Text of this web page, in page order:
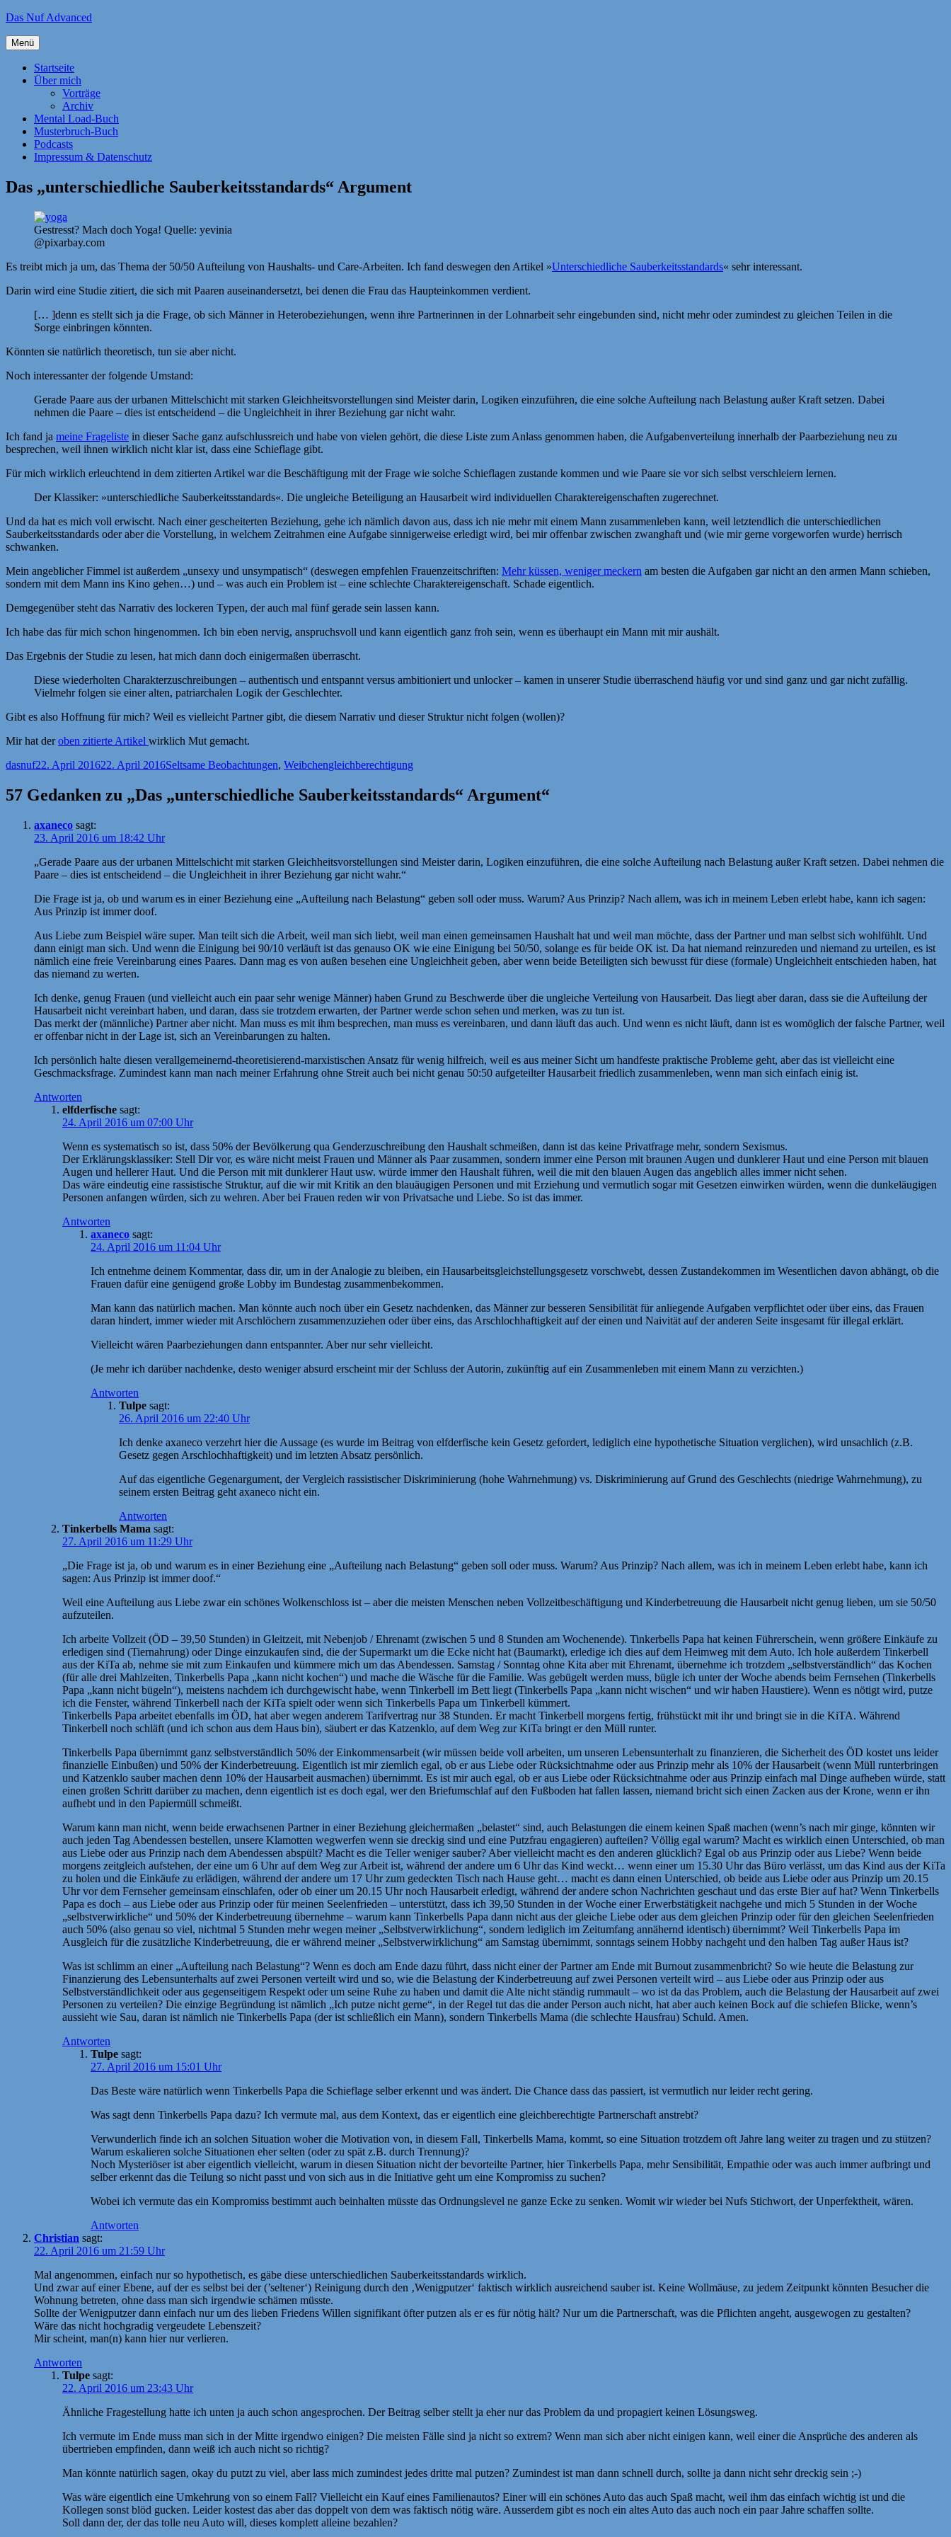
Zum
springen
Das Nuf Advanced
Menü
Startseite
Über mich
Vorträge
Archiv
Mental Load-Buch
Musterbruch-Buch
Podcasts
Impressum & Datenschutz
Das „unterschiedliche Sauberkeitsstandards“ Argument
Gestresst? Mach doch Yoga! Quelle: yevinia
@pixarbay.com
Es treibt mich ja um, das Thema der 50/50 Aufteilung von Haushalts- und Care-Arbeiten. Ich fand deswegen den Artikel »Unterschiedliche Sauberkeitsstandards« sehr interessant.
Darin wird eine Studie zitiert, die sich mit Paaren auseinandersetzt, bei denen die Frau das Haupteinkommen verdient.
[… ]denn es stellt sich ja die Frage, ob sich Männer in Heterobeziehungen, wenn ihre Partnerinnen in der Lohnarbeit sehr eingebunden sind, nicht mehr oder zumindest zu gleichen Teilen in die
Sorge einbringen könnten.
Könnten sie natürlich theoretisch, tun sie aber nicht.
Noch interessanter der folgende Umstand:
Gerade Paare aus der urbanen Mittelschicht mit starken Gleichheitsvorstellungen sind Meister darin, Logiken einzuführen, die eine solche Aufteilung nach Belastung außer Kraft setzen. Dabei
nehmen die Paare – dies ist entscheidend – die Ungleichheit in ihrer Beziehung gar nicht wahr.
Ich fand ja meine Frageliste in dieser Sache ganz aufschlussreich und habe von vielen gehört, die diese Liste zum Anlass genommen haben, die Aufgabenverteilung innerhalb der Paarbeziehung neu zu
besprechen, weil ihnen wirklich nicht klar ist, dass eine Schieflage gibt.
Für mich wirklich erleuchtend in dem zitierten Artikel war die Beschäftigung mit der Frage wie solche Schieflagen zustande kommen und wie Paare sie vor sich selbst verschleiern lernen.
Der Klassiker: »unterschiedliche Sauberkeitsstandards«. Die ungleiche Beteiligung an Hausarbeit wird individuellen Charaktereigenschaften zugerechnet.
Und da hat es mich voll erwischt. Nach einer gescheiterten Beziehung, gehe ich nämlich davon aus, dass ich nie mehr mit einem Mann zusammenleben kann, weil letztendlich die unterschiedlichen
Sauberkeitsstandards oder aber die Vorstellung, in welchem Zeitrahmen eine Aufgabe sinnigerweise erledigt wird, bei mir offenbar zwischen zwanghaft und (wie mir gerne vorgeworfen wurde) herrisch
schwanken.
Mein angeblicher Fimmel ist außerdem „unsexy und unsympatisch“ (deswegen empfehlen Frauenzeitschriften: Mehr küssen, weniger meckern am besten die Aufgaben gar nicht an den armen Mann schieben,
sondern mit dem Mann ins Kino gehen…) und – was auch ein Problem ist – eine schlechte Charaktereigenschaft. Schade eigentlich.
Demgegenüber steht das Narrativ des lockeren Typen, der auch mal fünf gerade sein lassen kann.
Ich habe das für mich schon hingenommen. Ich bin eben nervig, anspruchsvoll und kann eigentlich ganz froh sein, wenn es überhaupt ein Mann mit mir aushält.
Das Ergebnis der Studie zu lesen, hat mich dann doch einigermaßen überrascht.
Diese wiederholten Charakterzuschreibungen – authentisch und entspannt versus ambitioniert und unlocker – kamen in unserer Studie überraschend häufig vor und sind ganz und gar nicht zufällig.
Vielmehr folgen sie einer alten, patriarchalen Logik der Geschlechter.
Gibt es also Hoffnung für mich? Weil es vielleicht Partner gibt, die diesem Narrativ und dieser Struktur nicht folgen (wollen)?
Mir hat deroben zitierte Artikel wirklich Mut gemacht.
Autor
dasnufVeröffentlicht
22. April 201622. April 2016Kategorien
Seltsame Beobachtungen, WeibchenSchlagwörter
gleichberechtigung
57 Gedanken zu „Das „unterschiedliche Sauberkeitsstandards“ Argument“
axaneco sagt:
23. April 2016 um 18:42 Uhr
„Gerade Paare aus der urbanen Mittelschicht mit starken Gleichheitsvorstellungen sind Meister darin, Logiken einzuführen, die eine solche Aufteilung nach Belastung außer Kraft setzen. Dabei nehmen die
Paare – dies ist entscheidend – die Ungleichheit in ihrer Beziehung gar nicht wahr.“
Die Frage ist ja, ob und warum es in einer Beziehung eine „Aufteilung nach Belastung“ geben soll oder muss. Warum? Aus Prinzip? Nach allem, was ich in meinem Leben erlebt habe, kann ich sagen:
Aus Prinzip ist immer doof.
Aus Liebe zum Beispiel wäre super. Man teilt sich die Arbeit, weil man sich liebt, weil man einen gemeinsamen Haushalt hat und weil man möchte, dass der Partner und man selbst sich wohlfühlt. Und
dann einigt man sich. Und wenn die Einigung bei 90/10 verläuft ist das genauso OK wie eine Einigung bei 50/50, solange es für beide OK ist. Da hat niemand reinzureden und niemand zu urteilen, es ist
nämlich eine freie Vereinbarung eines Paares. Dann mag es von außen besehen eine Ungleichheit geben, aber wenn beide Beteiligten sich bewusst für diese (formale) Ungleichheit entschieden haben, hat
das niemand zu werten.
Ich denke, genug Frauen (und vielleicht auch ein paar sehr wenige Männer) haben Grund zu Beschwerde über die ungleiche Verteilung von Hausarbeit. Das liegt aber daran, dass sie die Aufteilung der
Hausarbeit nicht vereinbart haben, und daran, dass sie trotzdem erwarten, der Partner werde schon sehen und merken, was zu tun ist.
Das merkt der (männliche) Partner aber nicht. Man muss es mit ihm besprechen, man muss es vereinbaren, und dann läuft das auch. Und wenn es nicht läuft, dann ist es womöglich der falsche Partner, weil
er offenbar nicht in der Lage ist, sich an Vereinbarungen zu halten.
Ich persönlich halte diesen verallgemeinernd-theoretisierend-marxistischen Ansatz für wenig hilfreich, weil es aus meiner Sicht um handfeste praktische Probleme geht, aber das ist vielleicht eine
Geschmacksfrage. Zumindest kann man nach meiner Erfahrung ohne Streit auch bei nicht genau 50:50 aufgeteilter Hausarbeit friedlich zusammenleben, wenn man sich einfach einig ist.
Antworten
elfderfische sagt:
24. April 2016 um 07:00 Uhr
Wenn es systematisch so ist, dass 50% der Bevölkerung qua Genderzuschreibung den Haushalt schmeißen, dann ist das keine Privatfrage mehr, sondern Sexismus.
Der Erklärungsklassiker: Stell Dir vor, es wäre nicht meist Frauen und Männer als Paar zusammen, sondern immer eine Person mit braunen Augen und dunklerer Haut und eine Person mit blauen
Augen und hellerer Haut. Und die Person mit mit dunklerer Haut usw. würde immer den Haushalt führen, weil die mit den blauen Augen das angeblich alles immer nicht sehen.
Das wäre eindeutig eine rassistische Struktur, auf die wir mit Kritik an den blauäugigen Personen und mit Erziehung und vermutlich sogar mit Gesetzen einwirken würden, wenn die dunkeläugigen
Personen anfangen würden, sich zu wehren. Aber bei Frauen reden wir von Privatsache und Liebe. So ist das immer.
Antworten
axaneco sagt:
24. April 2016 um 11:04 Uhr
Ich entnehme deinem Kommentar, dass dir, um in der Analogie zu bleiben, ein Hausarbeitsgleichstellungsgesetz vorschwebt, dessen Zustandekommen im Wesentlichen davon abhängt, ob die
Frauen dafür eine genügend große Lobby im Bundestag zusammenbekommen.
Man kann das natürlich machen. Man könnte auch noch über ein Gesetz nachdenken, das Männer zur besseren Sensibilität für anliegende Aufgaben verpflichtet oder über eins, das Frauen
daran hindert, immer wieder mit Arschlöchern zusammenzuziehen oder über eins, das Arschlochhaftigkeit auf der einen und Naivität auf der anderen Seite insgesamt für illegal erklärt.
Vielleicht wären Paarbeziehungen dann entspannter. Aber nur sehr vielleicht.
(Je mehr ich darüber nachdenke, desto weniger absurd erscheint mir der Schluss der Autorin, zukünftig auf ein Zusammenleben mit einem Mann zu verzichten.)
Antworten
Tulpe sagt:
26. April 2016 um 22:40 Uhr
Ich denke axaneco verzehrt hier die Aussage (es wurde im Beitrag von elfderfische kein Gesetz gefordert, lediglich eine hypothetische Situation verglichen), wird unsachlich (z.B.
Gesetz gegen Arschlochhaftigkeit) und im letzten Absatz persönlich.
Auf das eigentliche Gegenargument, der Vergleich rassistischer Diskriminierung (hohe Wahrnehmung) vs. Diskriminierung auf Grund des Geschlechts (niedrige Wahrnehmung), zu
seinem ersten Beitrag geht axaneco nicht ein.
Antworten
Tinkerbells Mama sagt:
27. April 2016 um 11:29 Uhr
„Die Frage ist ja, ob und warum es in einer Beziehung eine „Aufteilung nach Belastung“ geben soll oder muss. Warum? Aus Prinzip? Nach allem, was ich in meinem Leben erlebt habe, kann ich
sagen: Aus Prinzip ist immer doof.“
Weil eine Aufteilung aus Liebe zwar ein schönes Wolkenschloss ist – aber die meisten Menschen neben Vollzeitbeschäftigung und Kinderbetreuung die Hausarbeit nicht genug lieben, um sie 50/50
aufzuteilen.
Ich arbeite Vollzeit (ÖD – 39,50 Stunden) in Gleitzeit, mit Nebenjob / Ehrenamt (zwischen 5 und 8 Stunden am Wochenende). Tinkerbells Papa hat keinen Führerschein, wenn größere Einkäufe zu
erledigen sind (Tiernahrung) oder Dinge einzukaufen sind, die der Supermarkt um die Ecke nicht hat (Baumarkt), erledige ich dies auf dem Heimweg mit dem Auto. Ich hole außerdem Tinkerbell
aus der KiTa ab, nehme sie mit zum Einkaufen und kümmere mich um das Abendessen. Samstag / Sonntag ohne Kita aber mit Ehrenamt, übernehme ich trotzdem „selbstverständlich“ das Kochen
(für alle drei Mahlzeiten, Tinkerbells Papa „kann nicht kochen“) und mache die Wäsche für die Familie. Was gebügelt werden muss, bügle ich unter der Woche abends beim Fernsehen (Tinkerbells
Papa „kann nicht bügeln“), meistens nachdem ich durchgewischt habe, wenn Tinkerbell im Bett liegt (Tinkerbells Papa „kann nicht wischen“ und wir haben Haustiere). Wenn es nötigt wird, putze
ich die Fenster, während Tinkerbell nach der KiTa spielt oder wenn sich Tinkerbells Papa um Tinkerbell kümmert.
Tinkerbells Papa arbeitet ebenfalls im ÖD, hat aber wegen anderem Tarifvertrag nur 38 Stunden. Er macht Tinkerbell morgens fertig, frühstückt mit ihr und bringt sie in die KiTA. Während
Tinkerbell noch schläft (und ich schon aus dem Haus bin), säubert er das Katzenklo, auf dem Weg zur KiTa bringt er den Müll runter.
Tinkerbells Papa übernimmt ganz selbstverständlich 50% der Einkommensarbeit (wir müssen beide voll arbeiten, um unseren Lebensunterhalt zu finanzieren, die Sicherheit des ÖD kostet uns leider
finanzielle Einbußen) und 50% der Kinderbetreuung. Eigentlich ist mir ziemlich egal, ob er aus Liebe oder Rücksichtnahme oder aus Prinzip mehr als 10% der Hausarbeit (wenn Müll runterbringen
und Katzenklo sauber machen denn 10% der Hausarbeit ausmachen) übernimmt. Es ist mir auch egal, ob er aus Liebe oder Rücksichtnahme oder aus Prinzip einfach mal Dinge aufheben würde, statt
einen großen Schritt darüber zu machen, denn eigentlich ist es doch egal, wer den Briefumschlaf auf den Fußboden hat fallen lassen, niemand bricht sich einen Zacken aus der Krone, wenn er ihn
aufhebt und in den Papiermüll schmeißt.
Warum kann man nicht, wenn beide erwachsenen Partner in einer Beziehung gleichermaßen „belastet“ sind, auch Belastungen die einem keinen Spaß machen (wenn’s nach mir ginge, könnten wir
auch jeden Tag Abendessen bestellen, unsere Klamotten wegwerfen wenn sie dreckig sind und eine Putzfrau engagieren) aufteilen? Völlig egal warum? Macht es wirklich einen Unterschied, ob man
aus Liebe oder aus Prinzip nach dem Abendessen abspült? Macht es die Teller weniger sauber? Aber vielleicht macht es den anderen glücklich? Egal ob aus Prinzip oder aus Liebe? Wenn beide
morgens zeitgleich aufstehen, der eine um 6 Uhr auf dem Weg zur Arbeit ist, während der andere um 6 Uhr das Kind weckt… wenn einer um 15.30 Uhr das Büro verlässt, um das Kind aus der KiTa
zu holen und die Einkäufe zu erlädigen, während der andere um 17 Uhr zum gedeckten Tisch nach Hause geht… macht es dann einen Unterschied, ob beide aus Liebe oder aus Prinzip um 20.15
Uhr vor dem Fernseher gemeinsam einschlafen, oder ob einer um 20.15 Uhr noch Hausarbeit erledigt, während der andere schon Nachrichten geschaut und das erste Bier auf hat? Wenn Tinkerbells
Papa es doch – aus Liebe oder aus Prinzip oder für meinen Seelenfrieden – unterstützt, dass ich 39,50 Stunden in der Woche einer Erwerbstätigkeit nachgehe und mich 5 Stunden in der Woche
„selbstverwirkliche“ und 50% der Kinderbetreuung übernehme – warum kann Tinkerbells Papa dann nicht aus der gleiche Liebe oder aus dem gleichen Prinzip oder für den gleichen Seelenfrieden
auch 50% (also genau so viel, nichtmal 5 Stunden mehr wegen meiner „Selbstverwirklichung“, sondern lediglich im Zeitumfang annähernd identisch) übernimmt? Weil Tinkerbells Papa im
Ausgleich für die zusätzliche Kinderbetreuung, die er während meiner „Selbstverwirklichung“ am Samstag übernimmt, sonntags seinem Hobby nachgeht und den halben Tag außer Haus ist?
Was ist schlimm an einer „Aufteilung nach Belastung“? Wenn es doch am Ende dazu führt, dass nicht einer der Partner am Ende mit Burnout zusammenbricht? So wie heute die Belastung zur
Finanzierung des Lebensunterhalts auf zwei Personen verteilt wird und so, wie die Belastung der Kinderbetreuung auf zwei Personen verteilt wird – aus Liebe oder aus Prinzip oder aus
Selbstverständlichkeit oder aus gegenseitigem Respekt oder um seine Ruhe zu haben und damit die Alte nicht ständig rummault – wo ist da das Problem, auch die Belastung der Hausarbeit auf zwei
Personen zu verteilen? Die einzige Begründung ist nämlich „Ich putze nicht gerne“, in der Regel tut das die ander Person auch nicht, hat aber auch keinen Bock auf die schiefen Blicke, wenn’s
aussieht wie Sau, daran ist nämlich nie Tinkerbells Papa (der ist schließlich ein Mann), sondern Tinkerbells Mama (die schlechte Hausfrau) Schuld. Amen.
Antworten
Tulpe sagt:
27. April 2016 um 15:01 Uhr
Das Beste wäre natürlich wenn Tinkerbells Papa die Schieflage selber erkennt und was ändert. Die Chance dass das passiert, ist vermutlich nur leider recht gering.
Was sagt denn Tinkerbells Papa dazu? Ich vermute mal, aus dem Kontext, das er eigentlich eine gleichberechtigte Partnerschaft anstrebt?
Verwunderlich finde ich an solchen Situation woher die Motivation von, in diesem Fall, Tinkerbells Mama, kommt, so eine Situation trotzdem oft Jahre lang weiter zu tragen und zu stützen?
Warum eskalieren solche Situationen eher selten (oder zu spät z.B. durch Trennung)?
Noch Mysteriöser ist aber eigentlich vielleicht, warum in diesen Situation nicht der bevorteilte Partner, hier Tinkerbells Papa, mehr Sensibilität, Empathie oder was auch immer aufbringt und
selber erkennt das die Teilung so nicht passt und von sich aus in die Initiative geht um eine Kompromiss zu suchen?
Wobei ich vermute das ein Kompromiss bestimmt auch beinhalten müsste das Ordnungslevel ne ganze Ecke zu senken. Womit wir wieder bei Nufs Stichwort, der Unperfektheit, wären.
Antworten
Christian sagt:
22. April 2016 um 21:59 Uhr
Mal angenommen, einfach nur so hypothetisch, es gäbe diese unterschiedlichen Sauberkeitsstandards wirklich.
Und zwar auf einer Ebene, auf der es selbst bei der (’seltener‘) Reinigung durch den ‚Wenigputzer‘ faktisch wirklich ausreichend sauber ist. Keine Wollmäuse, zu jedem Zeitpunkt könnten Besucher die
Wohnung betreten, ohne dass man sich irgendwie schämen müsste.
Sollte der Wenigputzer dann einfach nur um des lieben Friedens Willen signifikant öfter putzen als er es für nötig hält? Nur um die Partnerschaft, was die Pflichten angeht, ausgewogen zu gestalten?
Wäre das nicht hochgradig vergeudete Lebenszeit?
Mir scheint, man(n) kann hier nur verlieren.
Antworten
Tulpe sagt:
22. April 2016 um 23:43 Uhr
Ähnliche Fragestellung hatte ich unten ja auch schon angesprochen. Der Beitrag selber stellt ja eher nur das Problem da und propagiert keinen Lösungsweg.
Ich vermute im Ende muss man sich in der Mitte irgendwo einigen? Die meisten Fälle sind ja nicht so extrem? Wenn man sich aber nicht einigen kann, weil einer die Ansprüche des anderen als
übertrieben empfinden, dann weiß ich auch nicht so richtig?
Man könnte natürlich sagen, okay du putzt zu viel, aber lass mich zumindest jedes dritte mal putzen? Zumindest ist man dann schnell durch, sollte ja dann nicht sehr dreckig sein ;-)
Was wäre eigentlich eine Umkehrung von so einem Fall? Vielleicht ein Kauf eines Familienautos? Einer will ein schönes Auto das auch Spaß macht, weil ihm das einfach wichtig ist und die
Kollegen sonst blöd gucken. Leider kostest das aber das doppelt von dem was faktisch nötig wäre. Ausserdem gibt es noch ein altes Auto das auch noch ein paar Jahre schaffen sollte.
Soll dann der, der das tolle neu Auto will, dieses komplett alleine bezahlen?